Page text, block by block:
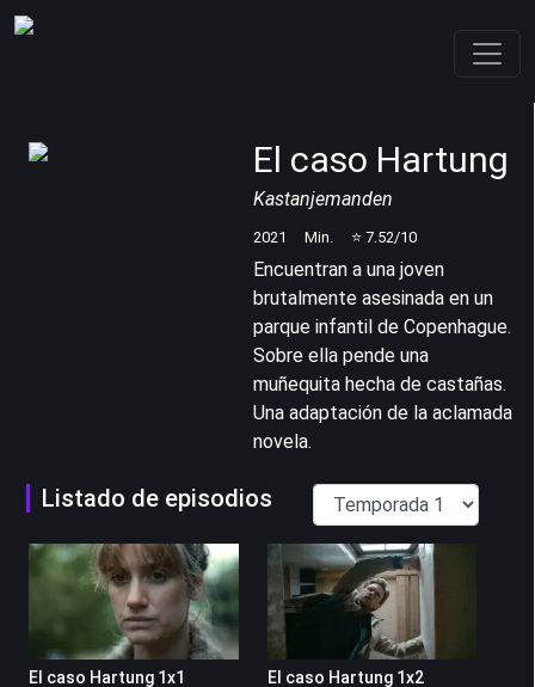
El caso Hartung
Kastanjemanden
2021 Min. ⭐ 7.52/10
Encuentran a una joven
brutalmente asesinada en un
parque infantil de Copenhague.
Sobre ella pende una
muñequita hecha de castañas.
Una adaptación de la aclamada
novela.
Listado de episodios
El caso Hartung 1x1 El caso Hartung 1x2